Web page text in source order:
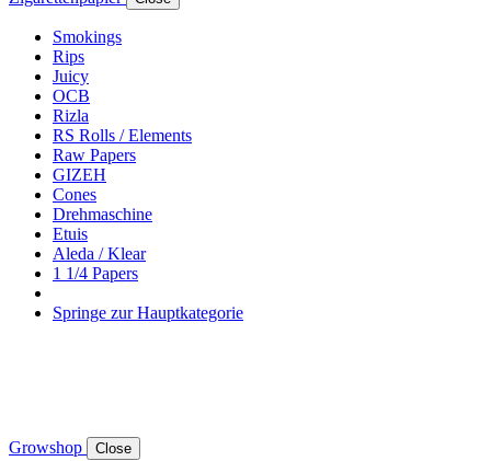
Smokings
Rips
Juicy
OCB
Rizla
RS Rolls / Elements
Raw Papers
GIZEH
Cones
Drehmaschine
Etuis
Aleda / Klear
1 1/4 Papers
Springe zur Hauptkategorie
Growshop Close